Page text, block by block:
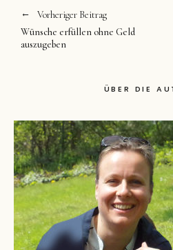
Vorheriger Beitrag
Wünsche erfüllen ohne Geld
auszugeben
ÜBER DIE